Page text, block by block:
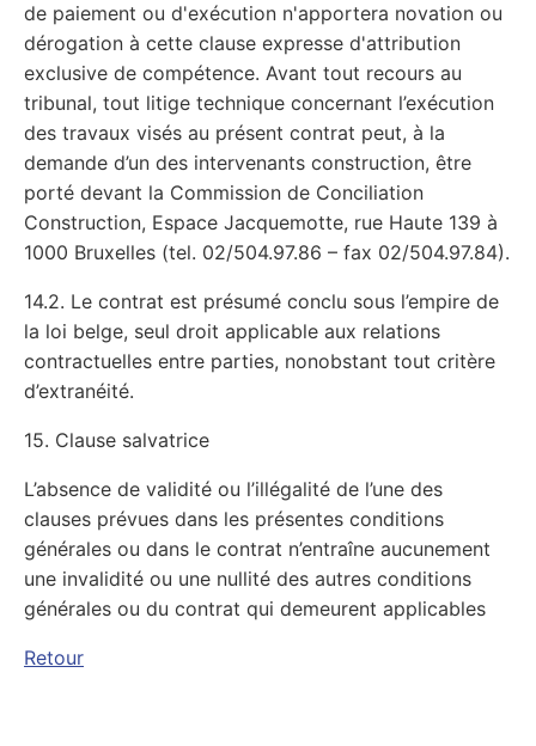
de paiement ou d'exécution n'apportera novation ou
dérogation à cette clause expresse d'attribution
exclusive de compétence. Avant tout recours au
tribunal, tout litige technique concernant l’exécution
des travaux visés au présent contrat peut, à la
demande d’un des intervenants construction, être
porté devant la Commission de Conciliation
Construction, Espace Jacquemotte, rue Haute 139 à
1000 Bruxelles (tel. 02/504.97.86 – fax 02/504.97.84).
14.2. Le contrat est présumé conclu sous l’empire de
la loi belge, seul droit applicable aux relations
contractuelles entre parties, nonobstant tout critère
d’extranéité.
15. Clause salvatrice
L’absence de validité ou l’illégalité de l’une des
clauses prévues dans les présentes conditions
générales ou dans le contrat n’entraîne aucunement
une invalidité ou une nullité des autres conditions
générales ou du contrat qui demeurent applicables
Retour